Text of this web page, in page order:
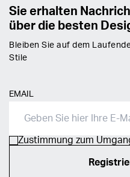
Sie erhalten
über die besten
Bleiben Sie auf dem
Stile
EMAIL
Zustimmung zum